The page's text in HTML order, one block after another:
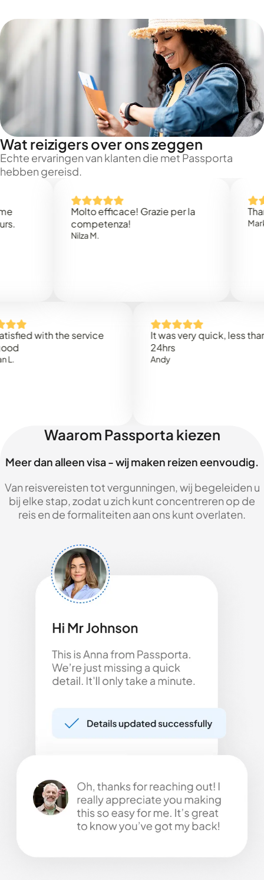
Wat reizigers over ons zeggen
Echte ervaringen van klanten die met Passporta
hebben gereisd.
Molto efficace! Grazie per la
competenza!
Thank
Mark N.
with the service
It was very quick, less than
Waarom Passporta kiezen
Meer dan alleen visa - wij maken reizen eenvoudig.
Van reisvereisten tot vergunningen, wij begeleiden u
bij elke stap, zodat u zich kunt concentreren op de
reis en de formaliteiten aan ons kunt overlaten.